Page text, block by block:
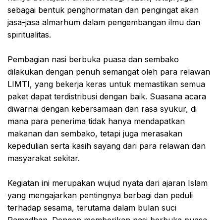
sebagai bentuk penghormatan dan pengingat akan
jasa-jasa almarhum dalam pengembangan ilmu dan
spiritualitas.
Pembagian nasi berbuka puasa dan sembako
dilakukan dengan penuh semangat oleh para relawan
LIMTI, yang bekerja keras untuk memastikan semua
paket dapat terdistribusi dengan baik. Suasana acara
diwarnai dengan kebersamaan dan rasa syukur, di
mana para penerima tidak hanya mendapatkan
makanan dan sembako, tetapi juga merasakan
kepedulian serta kasih sayang dari para relawan dan
masyarakat sekitar.
Kegiatan ini merupakan wujud nyata dari ajaran Islam
yang mengajarkan pentingnya berbagi dan peduli
terhadap sesama, terutama dalam bulan suci